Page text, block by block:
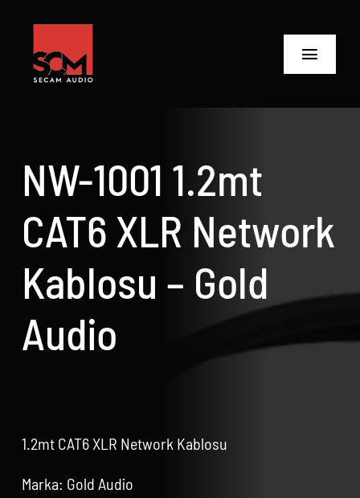
content
Toggle
Biz Kimiz
Neler Yaptık
Neler Yapıyoruz?
İletişime Geç
NW-1001 1.2mt
CAT6 XLR Network
Kablosu – Gold
Audio
1.2mt CAT6 XLR Network Kablosu
Marka: Gold Audio